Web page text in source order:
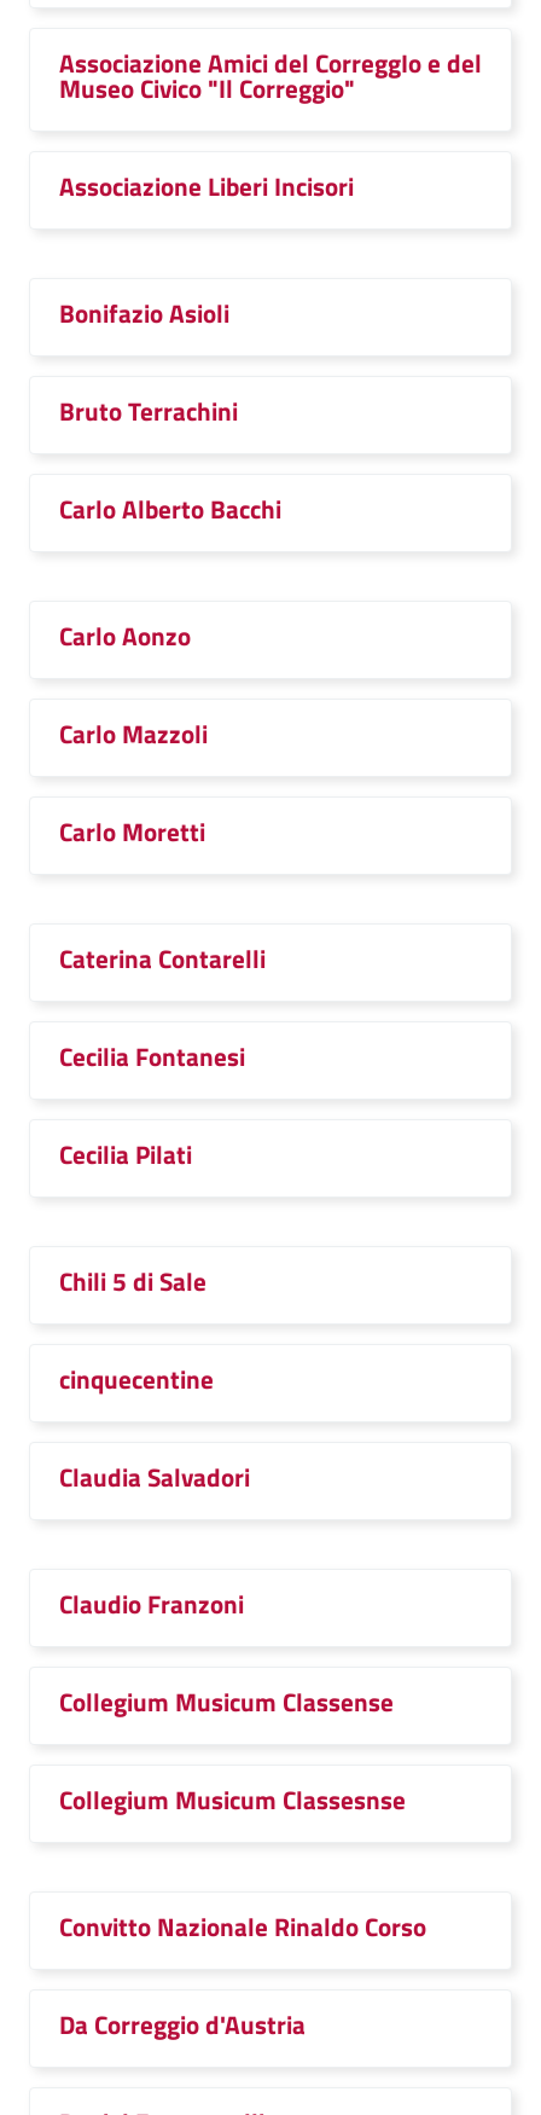
Associazione Amici del CorreggIo e del
Museo Civico "Il Correggio"
Associazione Liberi Incisori
Bonifazio Asioli
Bruto Terrachini
Carlo Alberto Bacchi
Carlo Aonzo
Carlo Mazzoli
Carlo Moretti
Caterina Contarelli
Cecilia Fontanesi
Cecilia Pilati
Chili 5 di Sale
cinquecentine
Claudia Salvadori
Claudio Franzoni
Collegium Musicum Classense
Collegium Musicum Classesnse
Convitto Nazionale Rinaldo Corso
Da Correggio d'Austria